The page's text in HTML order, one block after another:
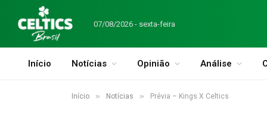
07/08/2026 - sexta-feira
Início Notícias Opinião Análise
Início » Notícias » Prévia – Kings X Celtics